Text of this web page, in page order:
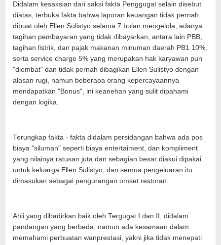
Didalam kesaksian dari saksi fakta Penggugat selain disebut
diatas, terbuka fakta bahwa laporan keuangan tidak pernah
dibuat oleh Ellen Sulistyo selama 7 bulan mengelola, adanya
tagihan pembayaran yang tidak dibayarkan, antara lain PBB,
tagihan listrik, dan pajak makanan minuman daerah PB1 10%,
serta service charge 5% yang merupakan hak karyawan pun
"diembat" dan tidak pernah dibagikan Ellen Sulistyo dengan
alasan rugi, namun beberapa orang kepercayaannya
mendapatkan "Bonus", ini keanehan yang sulit dipahami
dengan logika.
Terungkap fakta - fakta didalam persidangan bahwa ada pos
biaya "siluman" seperti biaya entertaiment, dan kompliment
yang nilainya ratusan juta dan sebagian besar diakui dipakai
untuk keluarga Ellen Sulistyo, dan semua pengeluaran itu
dimasukan sebagai pengurangan omset restoran.
Ahli yang dihadirkan baik oleh Tergugat I dan II, didalam
pandangan yang berbeda, namun ada kesamaan dalam
memahami perbuatan wanprestasi, yakni jika tidak menepati